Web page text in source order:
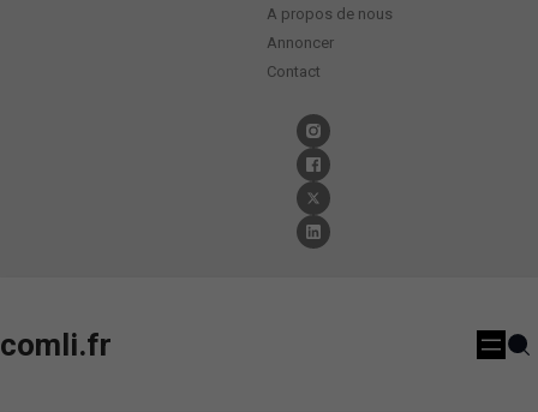
A propos de nous
Annoncer
Contact
comli.fr